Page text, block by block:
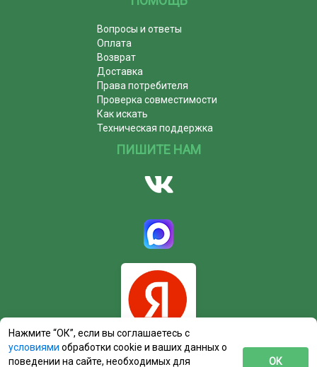
Вопросы и ответы
Оплата
Возврат
Доставка
Права потребителя
Проверка совместимости
Как искать
Техническая поддержка
ПИШИТЕ НАМ
Нажмите “ОК”, если вы соглашаетесь с
условиями обработки cookie и ваших данных о
поведении на сайте, необходимых для
ОК